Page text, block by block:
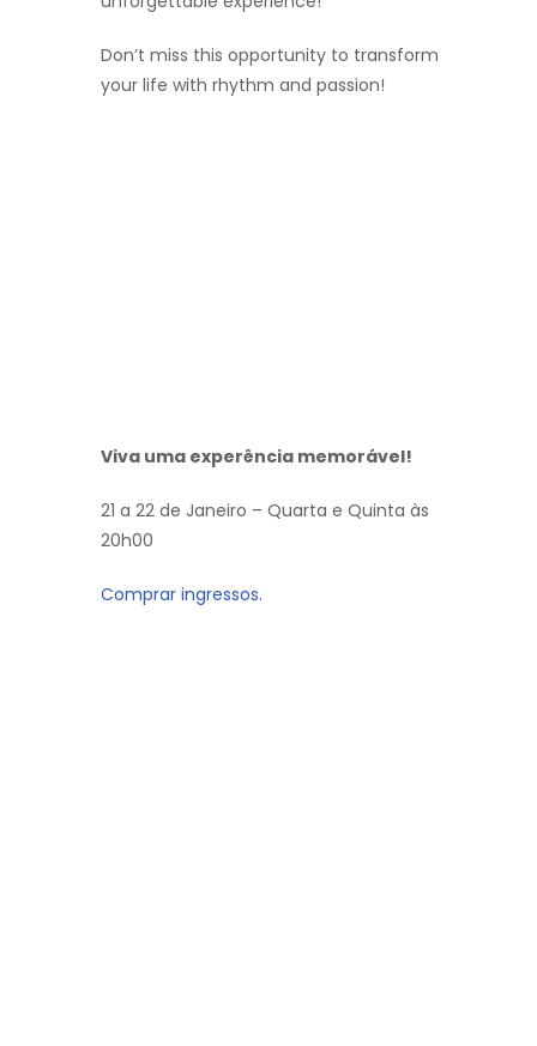
Don’t miss this opportunity to transform
your life with rhythm and passion!
Viva uma experência memorável!
21 a 22 de Janeiro – Quarta e Quinta às
20h00
Comprar ingressos.